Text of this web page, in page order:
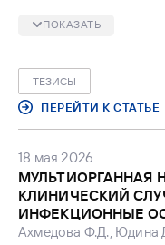
кардиоваскулярных
ПОКАЗАТЬ
ТЕЗИСЫ
ПЕРЕЙТИ К СТАТЬЕ
18 мая 2026
МУЛЬТИОРГАННАЯ
КЛИНИЧЕСКИЙ
ИНФЕКЦИОННЫЕ
Ахмедова Ф.Д., Юдина